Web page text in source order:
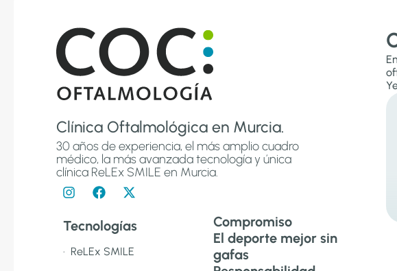
Clínica Oftalmológica en Murcia.
30 años de experiencia, el más amplio cuadro
médico, la más avanzada tecnología y única
clínica ReLEx SMILE en Murcia.
Tecnologías
· ReLEx SMILE
Compromiso
El deporte mejor sin
gafas